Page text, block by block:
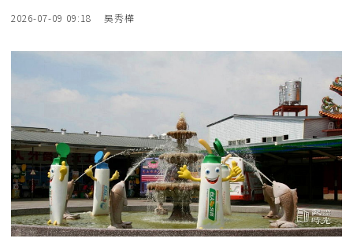
2026-07-09 09:18 吳秀樺